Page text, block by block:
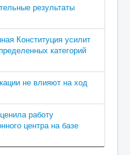
результаты
Конституция усилит
категорий
не влияют на ход
работу
центра на базе